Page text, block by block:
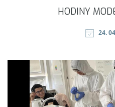
HODINY
24. 04